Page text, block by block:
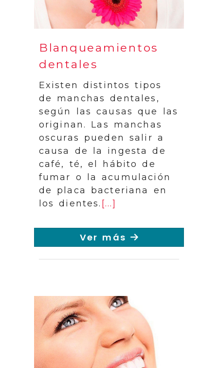
Blanqueamientos
dentales
Existen distintos tipos
de manchas dentales,
según las causas que las
originan. Las manchas
oscuras pueden salir a
causa de la ingesta de
café, té, el hábito de
fumar o la acumulación
de placa bacteriana en
los dientes. [...]
Ver más